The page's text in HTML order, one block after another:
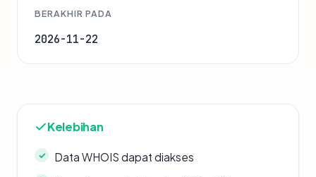
BERAKHIR PADA
2026-11-22
Kelebihan
Data WHOIS dapat diakses